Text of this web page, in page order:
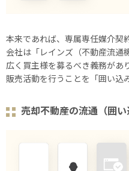
本来であれば、専属専任媒介契
会社は「レインズ（不動産流通
広く買主様を募るべき義務があ
販売活動を行うことを「囲い込
売却不動産の流通（囲い